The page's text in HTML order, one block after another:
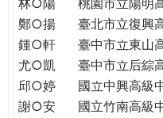
鄭○揚
臺北市立復興
鍾○軒
臺中市立東山
尤○凱
臺中市立后綜
邱○婷
國立中興高級
謝○安
國立竹南高級